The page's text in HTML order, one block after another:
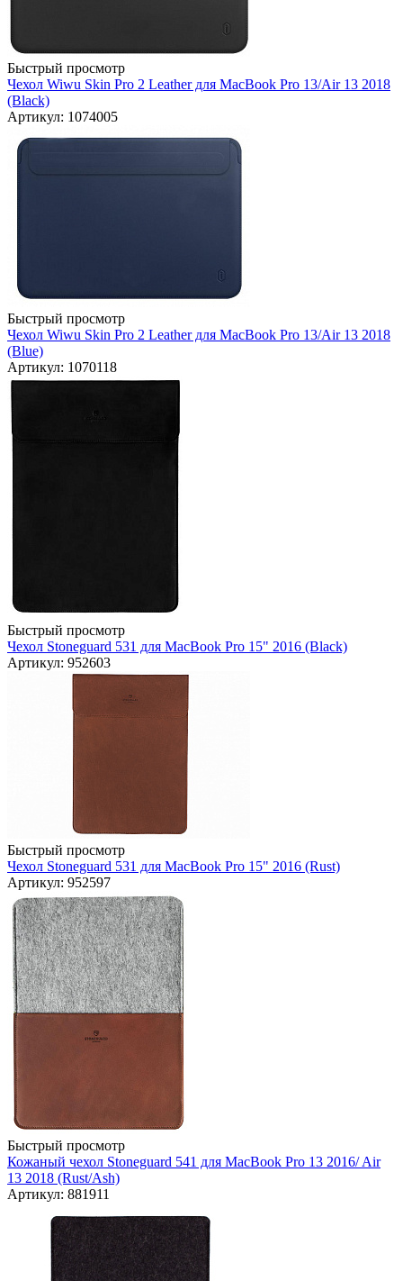
Быстрый просмотр
Чехол Wiwu Skin Pro 2 Leather для MacBook Pro 13/Air 13 2018
(Black)
Артикул: 1074005
Быстрый просмотр
Чехол Wiwu Skin Pro 2 Leather для MacBook Pro 13/Air 13 2018
(Blue)
Артикул: 1070118
Быстрый просмотр
Чехол Stoneguard 531 для MacBook Pro 15" 2016 (Black)
Артикул: 952603
Быстрый просмотр
Чехол Stoneguard 531 для MacBook Pro 15" 2016 (Rust)
Артикул: 952597
Быстрый просмотр
Кожаный чехол Stoneguard 541 для MacBook Pro 13 2016/ Air
13 2018 (Rust/Ash)
Артикул: 881911